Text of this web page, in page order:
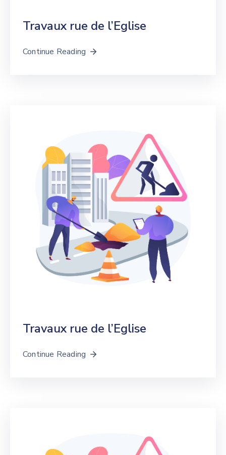
Travaux rue de l’Eglise
Continue Reading
Travaux rue de l’Eglise
Continue Reading